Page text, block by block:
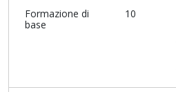
Formazione di
base
10